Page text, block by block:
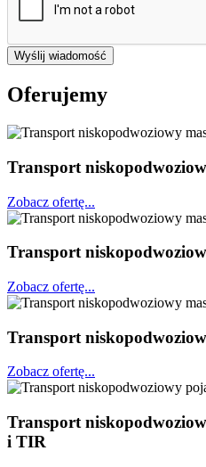
Wyślij wiadomość
Oferujemy
Transport
Zobacz ofertę...
Transport
Zobacz ofertę...
Transport
Zobacz ofertę...
Transport
i TIR